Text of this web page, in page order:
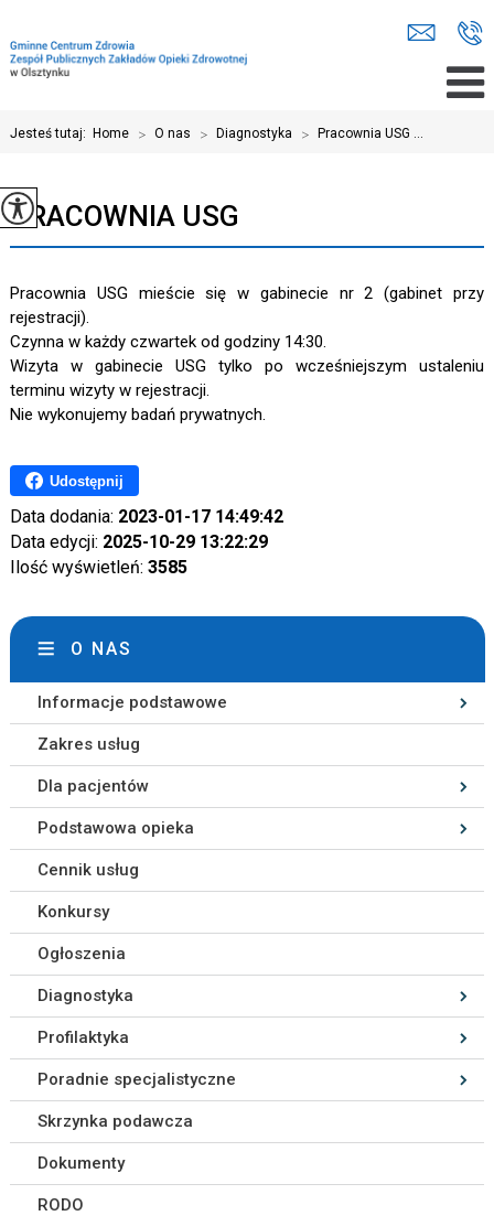
Jesteś tutaj: Home > O nas > Diagnostyka > Pracownia USG ...
PRACOWNIA USG
Pracownia USG mieście się w gabinecie nr 2 (gabinet przy
rejestracji).
Czynna w każdy czwartek od godziny 14:30.
Wizyta w gabinecie USG tylko po wcześniejszym ustaleniu
terminu wizyty w rejestracji.
Nie wykonujemy badań prywatnych.
Udostępnij
Data dodania: 2023-01-17 14:49:42
Data edycji: 2025-10-29 13:22:29
Ilość wyświetleń: 3585
O NAS
Informacje podstawowe
Zakres usług
Dla pacjentów
Podstawowa opieka
Cennik usług
Konkursy
Ogłoszenia
Diagnostyka
Profilaktyka
Poradnie specjalistyczne
Skrzynka podawcza
Dokumenty
RODO